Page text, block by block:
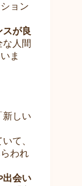
ョン
が良
人間
ま
新しい
て、
われ
出会い